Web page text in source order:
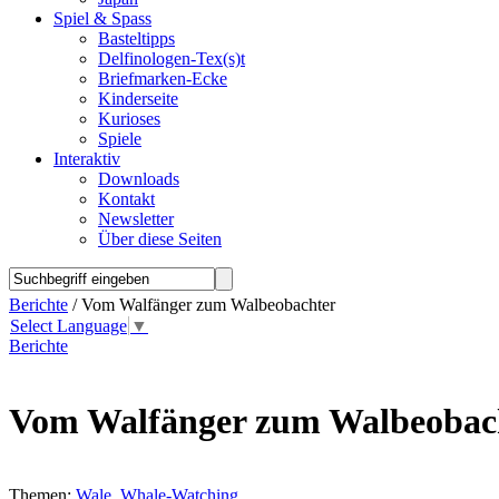
Spiel & Spass
Basteltipps
Delfinologen-Tex(s)t
Briefmarken-Ecke
Kinderseite
Kurioses
Spiele
Interaktiv
Downloads
Kontakt
Newsletter
Über diese Seiten
Berichte / Vom Walfänger zum Walbeobachter
Select Language ▼
Berichte
Vom Walfänger zum